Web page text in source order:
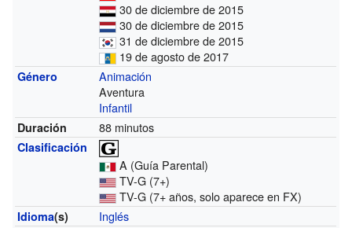
30 de diciembre de 2015
30 de diciembre de 2015
31 de diciembre de 2015
19 de agosto de 2017
Género
Animación
Aventura
Infantil
Duración 88 minutos
Clasificación
A (Guía Parental)
TV-G (7+)
TV-G (7+ años, solo aparece en FX)
Idioma(s) Inglés